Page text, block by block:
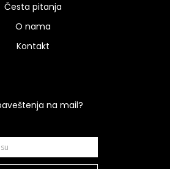
Česta pitanja
O nama
Kontakt
na mail?